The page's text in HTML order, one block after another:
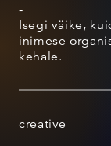
-
Isegi väike,
inimese
kehale.
creative